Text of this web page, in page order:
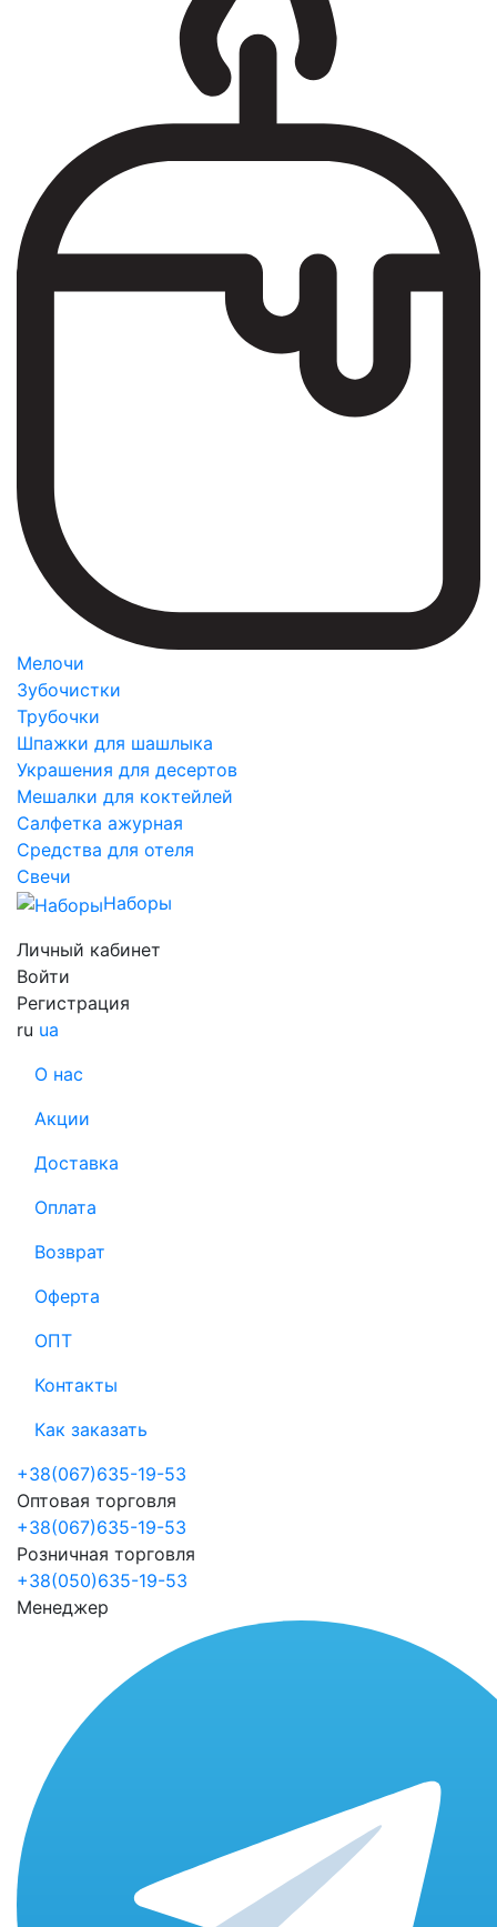
Мелочи
Зубочистки
Трубочки
Шпажки для шашлыка
Украшения для десертов
Мешалки для коктейлей
Салфетка ажурная
Средства для отеля
Свечи
Наборы
Личный кабинет
Войти
Регистрация
ru ua
О нас
Акции
Доставка
Оплата
Возврат
Оферта
ОПТ
Контакты
Как заказать
+38(067)635-19-53
Оптовая торговля
+38(067)635-19-53
Розничная торговля
+38(050)635-19-53
Менеджер